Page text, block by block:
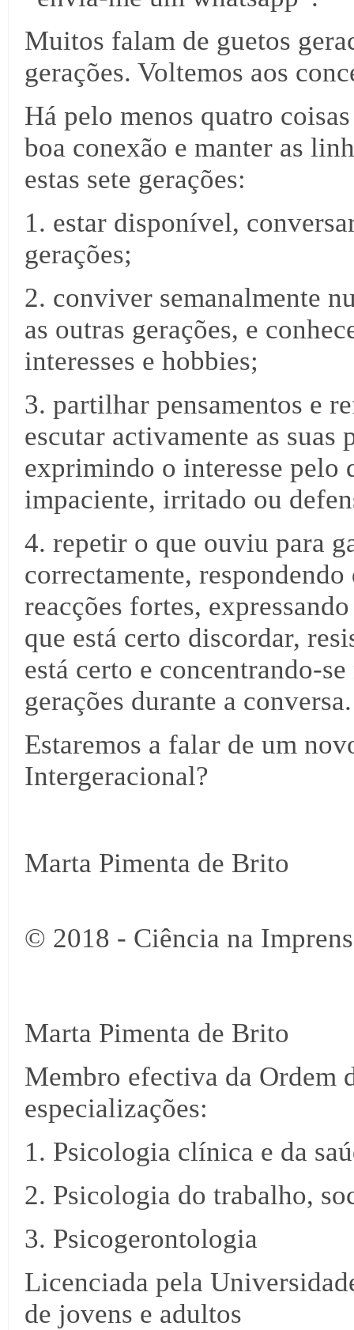
Muitos falam de guetos
gerações. Voltemos aos
Há pelo menos quatro
boa conexão e manter as
estas sete gerações:
1. estar disponível,
gerações;
2. conviver semanalmente
as outras gerações, e
interesses e hobbies;
3. partilhar pensamentos e
escutar activamente as suas
exprimindo o interesse pelo
impaciente, irritado ou
4. repetir o que ouviu para
correctamente,
reacções fortes,
que está certo discordar,
está certo e concentrando-
gerações durante a conversa.
Estaremos a falar de um
Intergeracional?
Marta Pimenta de Brito
© 2018 - Ciência na
Marta Pimenta de Brito
Membro efectiva da Ordem
especializações:
1. Psicologia clínica e da
2. Psicologia do trabalho,
3. Psicogerontologia
Licenciada pela
de jovens e adultos